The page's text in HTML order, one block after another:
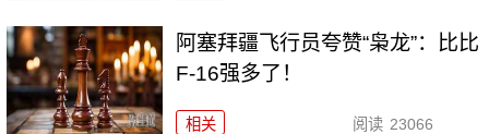
阿塞拜疆飞行员夸赞“枭龙”：比比
F-16强多了！
相关 阅读 23066